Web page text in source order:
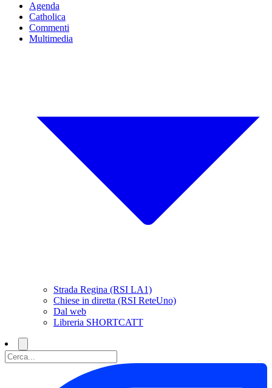
Agenda
Catholica
Commenti
Multimedia
Strada Regina (RSI LA1)
Chiese in diretta (RSI ReteUno)
Dal web
Libreria SHORTCATT